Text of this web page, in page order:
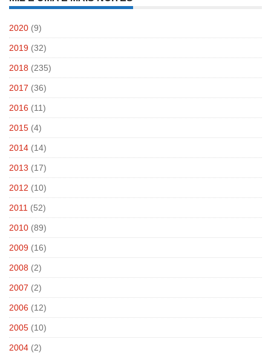
2020 (9)
2019 (32)
2018 (235)
2017 (36)
2016 (11)
2015 (4)
2014 (14)
2013 (17)
2012 (10)
2011 (52)
2010 (89)
2009 (16)
2008 (2)
2007 (2)
2006 (12)
2005 (10)
2004 (2)